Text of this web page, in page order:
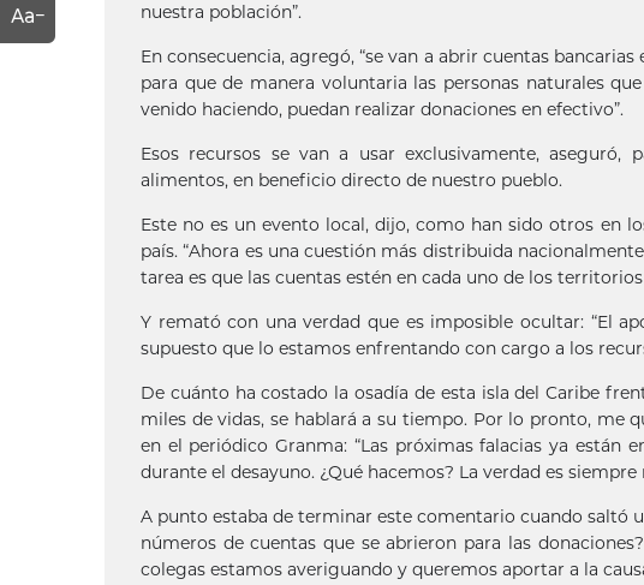
nuestra población”.
En consecuencia, agregó, “se van a abrir cuentas
para que de manera voluntaria las personas naturales
venido haciendo, puedan realizar donaciones en efectivo”.
Esos recursos se van a usar exclusivamente,
alimentos, en beneficio directo de nuestro pueblo.
Este no es un evento local, dijo, como han sido otros en
país. “Ahora es una cuestión más distribuida
tarea es que las cuentas estén en cada uno de los
Y remató con una verdad que es imposible ocultar: “El
supuesto que lo estamos enfrentando con cargo a los
De cuánto ha costado la osadía de esta isla del Caribe
miles de vidas, se hablará a su tiempo. Por lo pronto, me
en el periódico Granma: “Las próximas falacias ya están
durante el desayuno. ¿Qué hacemos? La verdad es siempre
A punto estaba de terminar este comentario cuando saltó
números de cuentas que se abrieron para las
colegas estamos averiguando y queremos aportar a la